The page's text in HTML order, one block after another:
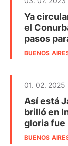
Ya
el
pasos
BUENOS
01. 02. 2025
Así está
brilló en
gloria fue
BUENOS